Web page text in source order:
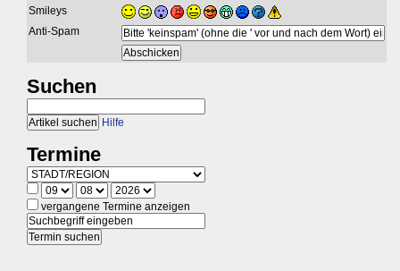
Smileys
Anti-Spam
Suchen
Hilfe
Termine
vergangene Termine anzeigen